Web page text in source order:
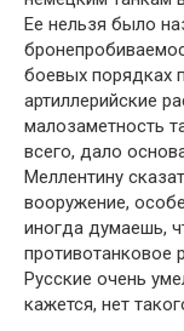
Ее нельзя было
боевых порядках
артиллерийские
малозаметность
всего, дало
Меллентину
вооружение,
иногда думаешь,
противотанковое
Русские очень
кажется, нет